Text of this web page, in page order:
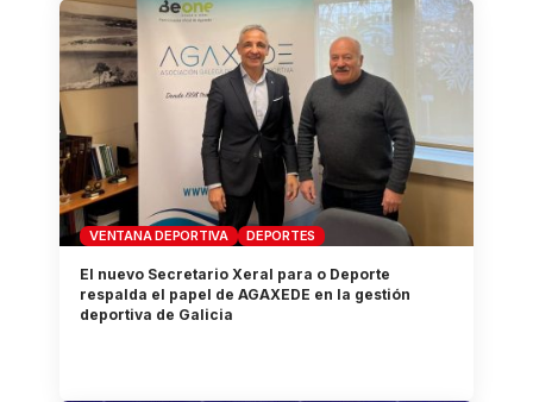
VENTANA DEPORTIVA DEPORTES
El nuevo Secretario Xeral para o Deporte
respalda el papel de AGAXEDE en la gestión
deportiva de Galicia